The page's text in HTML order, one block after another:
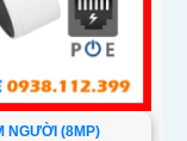
NGƯỜI (8MP)